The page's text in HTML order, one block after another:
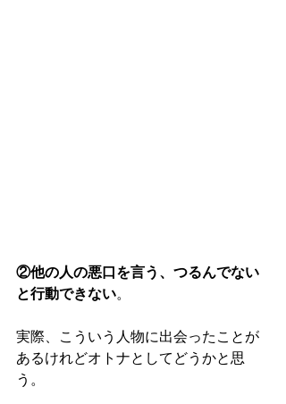
②他の人の悪口を言う、つるんでない
と行動できない。
実際、こういう人物に出会ったことが
あるけれどオトナとしてどうかと思
う。